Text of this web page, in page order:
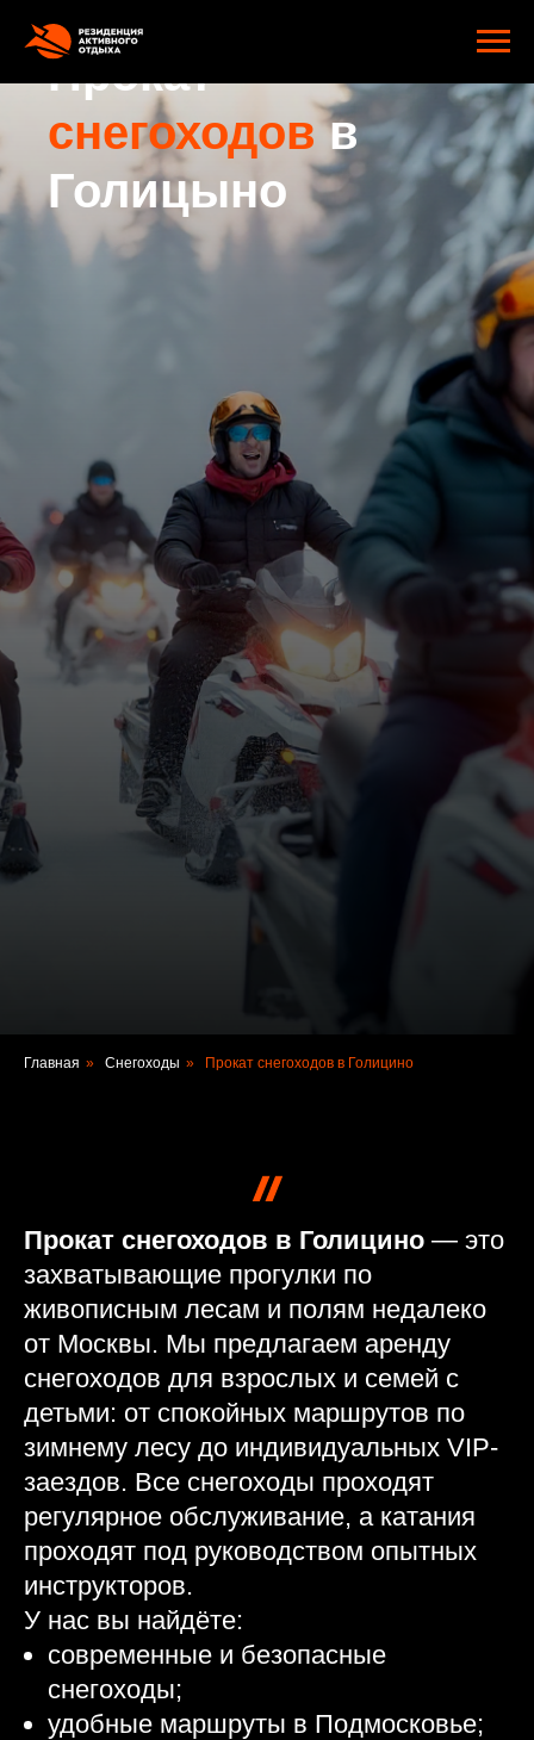
Прокат
снегоходовв
Голицыно
Главная » Снегоходы » Прокат снегоходов в Голицино
Прокат снегоходов в Голицино — это
захватывающие прогулки по
живописным лесам и полям недалеко
от Москвы. Мы предлагаем аренду
снегоходов для взрослых и семей с
детьми: от спокойных маршрутов по
зимнему лесу до индивидуальных VIP-
заездов. Все снегоходы проходят
регулярное обслуживание, а катания
проходят под руководством опытных
инструкторов.
У нас вы найдёте:
современные и безопасные
снегоходы;
удобные маршруты в Подмосковье;